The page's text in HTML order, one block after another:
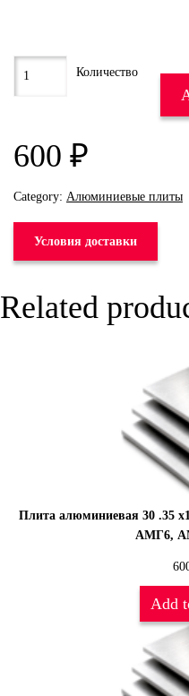
600 ₽
Category: Алюминиевые плиты
Условия доставки
Related
Плита алюминиевая 30 .35
АМГ6,
Add